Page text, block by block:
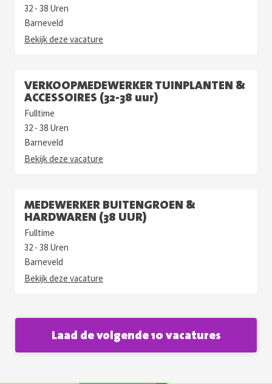
32 - 38 Uren
Barneveld
Bekijk deze vacature
VERKOOPMEDEWERKER TUINPLANTEN &
ACCESSOIRES (32-38 uur)
Fulltime
32 - 38 Uren
Barneveld
Bekijk deze vacature
MEDEWERKER BUITENGROEN &
HARDWAREN (38 UUR)
Fulltime
32 - 38 Uren
Barneveld
Bekijk deze vacature
Laad de volgende 10 vacatures